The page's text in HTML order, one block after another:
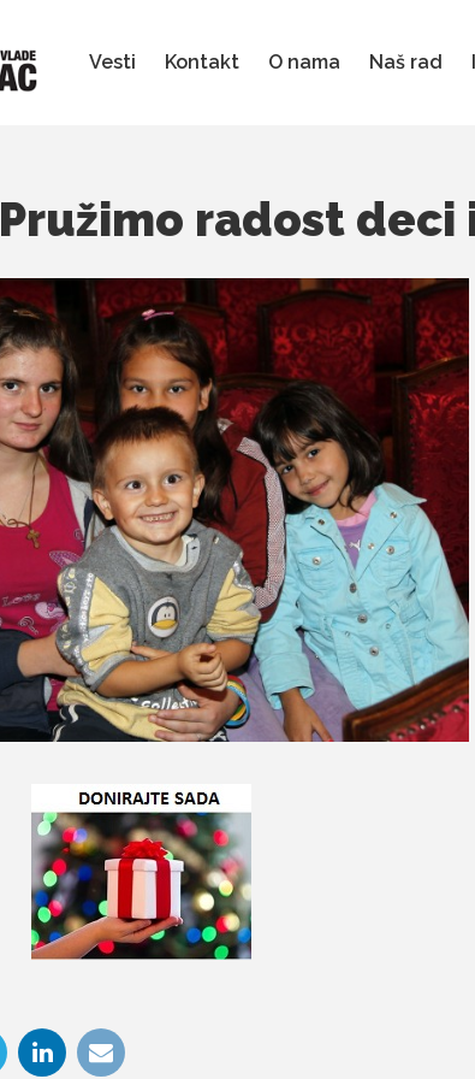
Vesti Kontakt O nama Naš rad
Pružimo radost